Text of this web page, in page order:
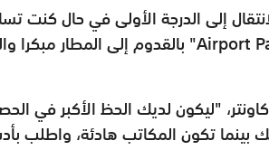
إلى الدرجة الأولى في حال كنت
"Airport بالقدوم إلى المطار مبكرا
"ليكون لديك الحظ الأكبر في
بينما تكون المكاتب هادئة، واطلب